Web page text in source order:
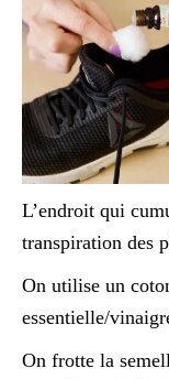
L’endroit qui
transpiration des
On utilise un
essentielle/
On frotte la